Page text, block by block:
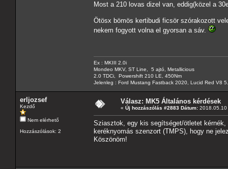
Most a 210 lovas dizel van, eddig(közel a
Ötösx bömös kertibudi ficsör szórakozott
nekem fogyott volna el gyorsan a sáv.
Ex : MKIII 2.0i
Mondeo MKV, ST Line, 5 ajtó, Metallicious
2.0 TDCi, Powershift 210 LE, 450Nm
Jelenleg : Ford Mustang Fastback 2020, Lucid Red V8
erljozsef
Kezdő
Nem elérhető
Hozzászólások: 2
Válasz: MK5 Általános kérdések
« Új hozzászólás #2883 Dátum: 2018.05.10
Sziasztok, egy kis segítséget/ötletet
keréknyomás szenzort (TMPS), hogy ne
Köszönöm!